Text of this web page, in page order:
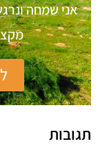
אני שמחה
תגובות